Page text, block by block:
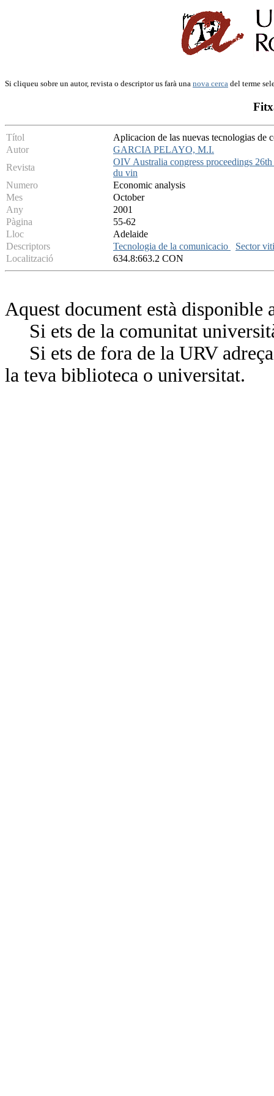
Si cliqueu sobre un autor, revista o descriptor us farà una nova cerca del terme
Títol
Aplicacion de las nuevas tecnologias de
Autor
GARCIA PELAYO, M.I.
Revista
OIV Australia congress proceedings
du vin
Numero
Economic analysis
Mes
October
Any
2001
Pàgina
55-62
Lloc
Adelaide
Descriptors
Tecnologia de la comunicacio
Sector
Localització
634.8:663.2 CON
Aquest document està
Si ets de la comunitat
Si ets de fora de la URV
la teva biblioteca o universitat.